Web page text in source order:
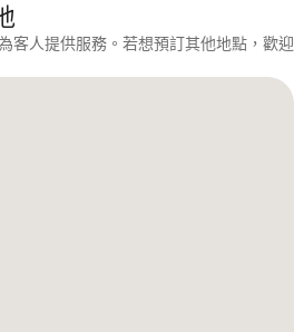
客人提供服務。若想預訂其他地點，歡迎